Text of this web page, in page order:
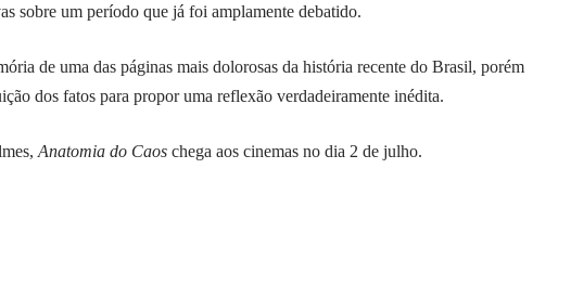
sobre um período que já foi amplamente debatido.
de uma das páginas mais dolorosas da história recente do Brasil, porém
dos fatos para propor uma reflexão verdadeiramente inédita.
Anatomia do Caos chega aos cinemas no dia 2 de julho.